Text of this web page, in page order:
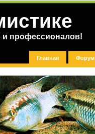
и профессионалов!
Главная Форум